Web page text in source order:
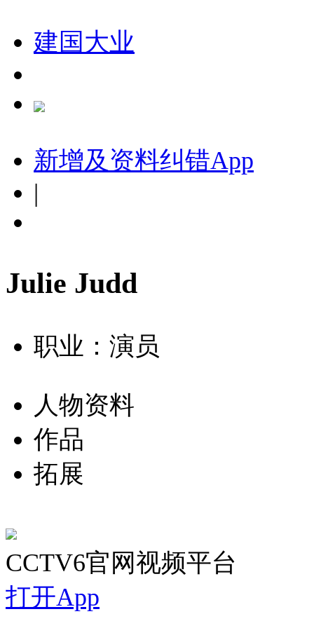
建国大业
新增及资料纠错App
|
Julie Judd
职业：演员
人物资料
作品
拓展
CCTV6官网视频平台
打开App